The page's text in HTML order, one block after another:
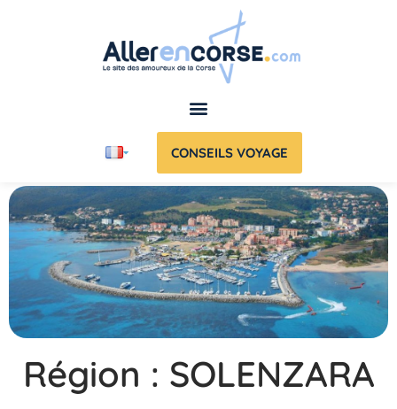
CONSEILS VOYAGE
Région : SOLENZARA